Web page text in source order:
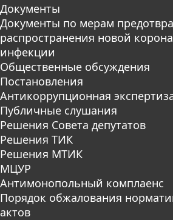
Документы
Документы по мерам
распространения новой
инфекции
Общественные обсуждения
Постановления
Антикоррупционная
Публичные слушания
Решения Совета депутатов
Решения ТИК
Решения МТИК
МЦУР
Антимонопольный комплаенс
Порядок обжалования
актов